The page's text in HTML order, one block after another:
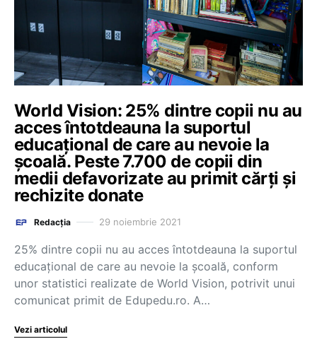
World Vision: 25% dintre copii nu au
acces întotdeauna la suportul
educațional de care au nevoie la
școală. Peste 7.700 de copii din
medii defavorizate au primit cărți și
rechizite donate
Redacția 29 noiembrie 2021
25% dintre copii nu au acces întotdeauna la suportul
educațional de care au nevoie la școală, conform
unor statistici realizate de World Vision, potrivit unui
comunicat primit de Edupedu.ro. A…
Vezi articolul